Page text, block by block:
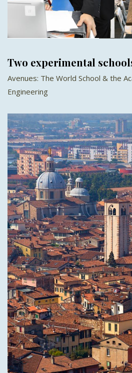
Two experimental
Avenues: The World School & the
Engineering